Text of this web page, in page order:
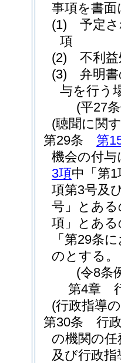
事項を書
(1)
予定
項
(2)
不利
(3)
弁明
与を行う
(平27
(聴聞に関
第29条
第
機会の付
3項中「第
項第3号及
号」とあ
項」とあ
「第29条
のとする。
(令8条
第4章
(行政指導
第30条
行
の機関の
及び行政